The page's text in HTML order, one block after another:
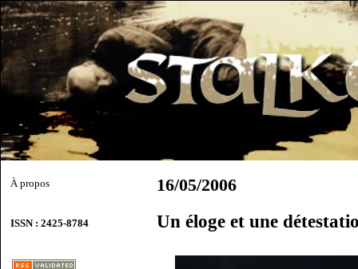
À propos
ISSN : 2425-8784
16/05/2006
Un éloge et une